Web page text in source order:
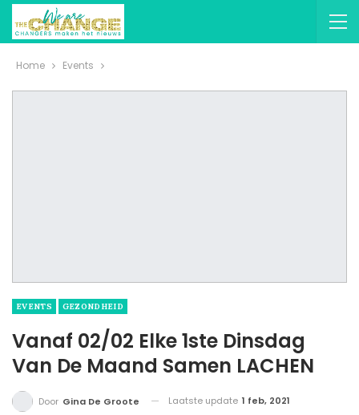
Home Events
EVENTS GEZONDHEID
Vanaf 02/02 Elke 1ste Dinsdag
Van De Maand Samen LACHEN
Door Gina De Groote Laatste update 1 feb, 2021